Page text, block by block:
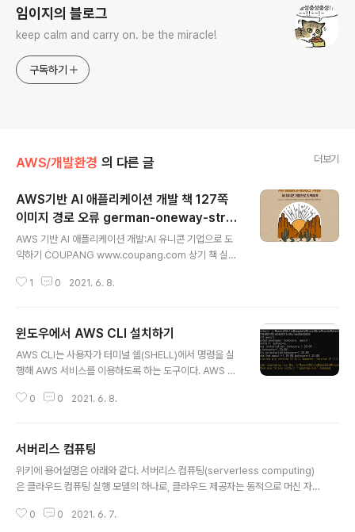
임이지의 블로그
keep calm and carry on. be the miracle!
구독하기
AWS/개발환경 의 다른 글 더보기
AWS기반 AI 애플리케이션 개발 책 127쪽
이미지 경로 오류 german-oneway-stre
et-sign-3-1446112
AWS 기반 AI 애플리케이션 개발:AI 유니콘 기업으로 도
약하기 COUPANG www.coupang.com 상기 책 실습
photo/german-oneway-street-sign-3-144611
알았다. oneway -> one-way 아래 경로로 접속하면 실
습용 이미지를 얻을 수 있다. https://www.freeimages.
com/photo/german-one-way-street-sign-3-14
Images.com 팔로우 메시지 www.freeimag..
1 0 2021. 6. 8.
윈도우에서 AWS CLI 설치하기
AWS CLI는 사용자가 터미널 쉘(SHELL)에서 명령을 실
행해 AWS 서비스를 이용하도록 하는 도구이다. AWS CL
발용 컴퓨터에 파이썬을 먼저 설치해야 한다. (파이썬이 설
되었는지 아래 명령으로 확인한다. aws --version 위와
같은 출력 결과가 나온다면 정상적으로 설치된 것이다.
0 0 2021. 6. 8.
서버리스 컴퓨팅
위키에 용어설명은 아래와 같다. 서버리스 컴퓨팅(serverless computing)
은 클라우드 컴퓨팅 실행 모델의 하나로, 클라우드 제공자는 동적으로 머신 자
소비한 자원의 실제 양에 기반을 둔다.[1] 유틸리티 컴퓨팅의 일종이다. 서버리
0 0 2021. 6. 7.